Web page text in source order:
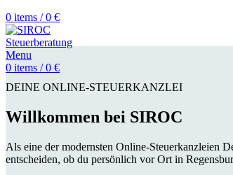
0 items / 0 €
Menu
0 items / 0 €
DEINE ONLINE-STEUERKANZLEI
Willkommen bei SIROC
Als eine der modernsten Online-Steuerkanzleien
entscheiden, ob du persönlich vor Ort in